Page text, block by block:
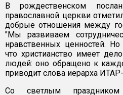
В рождественском
православной церкви
добрые отношения между
"Мы развиваем
нравственных ценностей.
что христианство имеет
людей: оно обращено к
приводит слова иерарха
Со светлым